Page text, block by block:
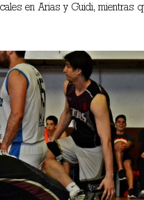
en Arias y Guidi, mientras